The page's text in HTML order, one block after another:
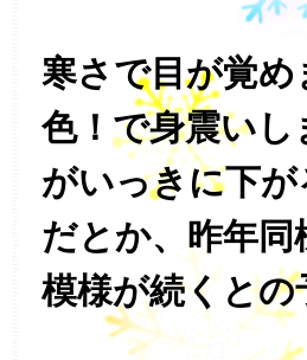
寒さで目が覚
色！で身震い
がいっきに下
だとか、昨年
模様が続くとの